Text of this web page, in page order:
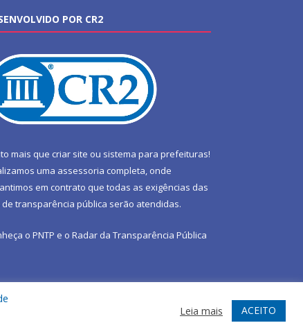
POR CR2
mais que criar site ou sistema para prefeituras!
uma assessoria completa, onde
em contrato que todas as exigências das
de transparência pública serão atendidas.
o PNTP e o Radar da Transparência Pública
Acessar Webmail
Leia mais ACEITO